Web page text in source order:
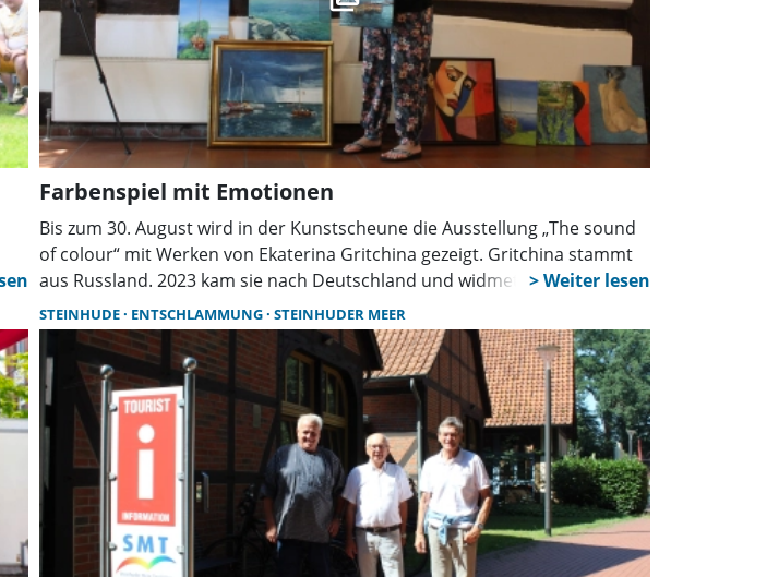
Farbenspiel mit Emotionen
Bis zum 30. August wird in der Kunstscheune die Ausstellung „The sound
of colour“ mit Werken von Ekaterina Gritchina gezeigt. Gritchina stammt
aus Russland. 2023 kam sie nach Deutschland und widmet sich seitdem
hauptberuflich der Malerei. In der Kunstscheune stellt sie zum ersten Mal
aus.
STEINHUDE ENTSCHLAMMUNG STEINHUDER MEER